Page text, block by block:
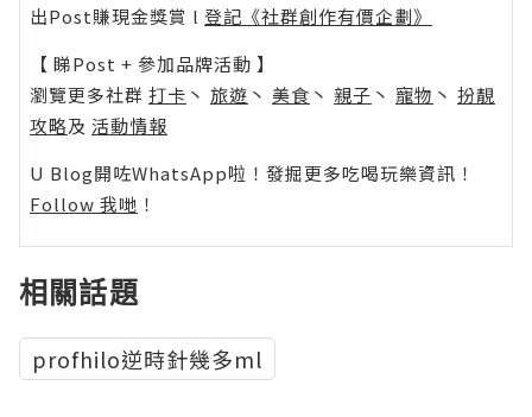
出Post賺現金獎賞 l 登記《社群創作有價企劃》
【 睇Post + 參加品牌活動 】
瀏覽更多社群 打卡 丶 旅遊 丶 美食 丶 親子 丶 寵物 丶 扮靚
攻略及 活動情報
U Blog開咗WhatsApp啦！發掘更多吃喝玩樂資訊！
Follow 我哋 ！
相關話題
profhilo逆時針幾多ml